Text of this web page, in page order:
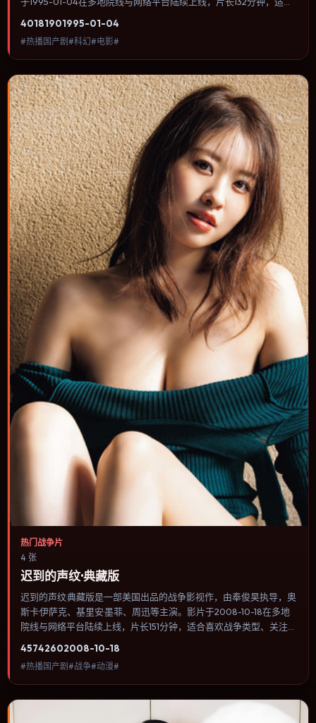
聚焦人物选择与情节推进，节奏与视听语言统一，可作为休闲观影或
类型片补片的选择。
40181901995-01-04
#热播国产剧#科幻#电影#
热门战争片
4 张
迟到的声纹·典藏版
迟到的声纹·典藏版是一部美国出品的战争影视作，由奉俊昊执导，奥
斯卡·伊萨克、基里安·墨菲、周迅等主演。影片于2008-10-18在多地
院线与网络平台陆续上线，片长151分钟，适合喜欢战争类型、关注人
奏与视听语言统一，可作为休闲观影或类型片补片的选择。
45742602008-10-18
#热播国产剧#战争#动漫#